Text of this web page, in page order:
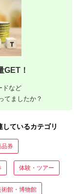
GET！
ドなど
てましたか？
ているカテゴリ
品券
体験・ツアー
術館・博物館